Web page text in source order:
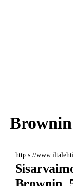
Brownin
http s://
Brownin,